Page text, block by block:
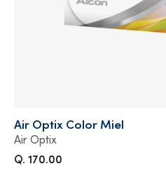
Air Optix Color Miel
Air Optix
Q. 170.00